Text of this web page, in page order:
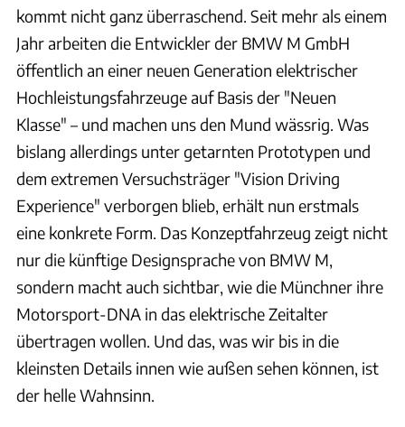
kommt nicht ganz überraschend. Seit mehr als einem
Jahr arbeiten die Entwickler der BMW M GmbH
öffentlich an einer neuen Generation elektrischer
Hochleistungsfahrzeuge auf Basis der "Neuen
Klasse" – und machen uns den Mund wässrig. Was
bislang allerdings unter getarnten Prototypen und
dem extremen Versuchsträger "Vision Driving
Experience" verborgen blieb, erhält nun erstmals
eine konkrete Form. Das Konzeptfahrzeug zeigt nicht
nur die künftige Designsprache von BMW M,
sondern macht auch sichtbar, wie die Münchner ihre
Motorsport-DNA in das elektrische Zeitalter
übertragen wollen. Und das, was wir bis in die
kleinsten Details innen wie außen sehen können, ist
der helle Wahnsinn.